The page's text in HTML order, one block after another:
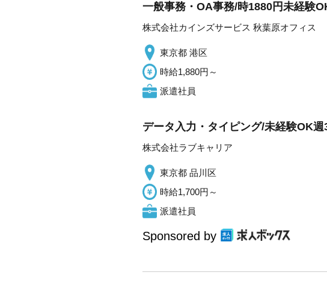
一般事務・OA事務/時1880円未経験
株式会社カインズサービス 秋葉原オフィス
東京都 港区
時給1,880円～
派遣社員
データ入力・タイピング/未経験OK
株式会社ラブキャリア
東京都 品川区
時給1,700円～
派遣社員
Sponsored by